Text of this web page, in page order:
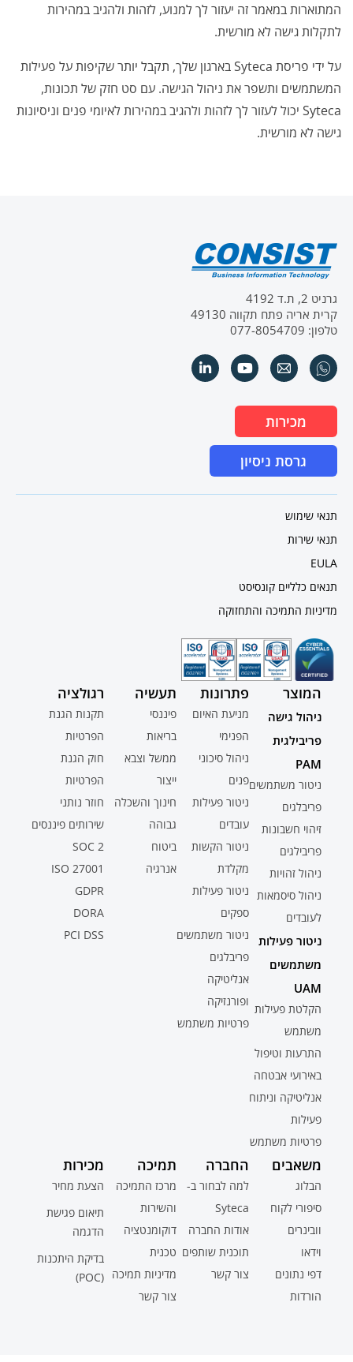
המתוארות במאמר זה יעזור לך למנוע, לזהות ולהגיב במהירות
לתקלות גישה לא מורשית.
על ידי פריסת Syteca בארגון שלך, תקבל יותר שקיפות על פעילות
המשתמשים ותשפר את ניהול הגישה. עם סט חזק של תכונות,
Syteca יכול לעזור לך לזהות ולהגיב במהירות לאיומי פנים וניסיונות
גישה לא מורשית.
גרניט 2, ת.ד 4192
קרית אריה פתח תקווה 49130
טלפון: 077-8054709
מכירות
גרסת ניסיון
תנאי שימוש
תנאי שירות
EULA
תנאים כלליים קונסיסט
מדיניות התמיכה והתחזוקה
המוצר
ניהול גישה
פריבילגית
PAM
ניטור משתמשים
פריבלגים
זיהוי חשבונות
פריבילגים
ניהול זהויות
ניהול סיסמאות
לעובדים
ניטור פעילות
משתמשים
UAM
הקלטת פעילות
משתמש
התרעות וטיפול
באירועי אבטחה
אנליטיקה וניתוח
פעילות
פרטיות משתמש
פתרונות
מניעת האיום
הפנימי
ניהול סיכוני
פנים
ניטור פעילות
עובדים
ניטור הקשות
מקלדת
ניטור פעילות
ספקים
ניטור משתמשים
פריבלגים
אנליטיקה
ופורנזיקה
פרטיות משתמש
תעשיה
פיננסי
בריאות
ממשל וצבא
ייצור
חינוך והשכלה
גבוהה
ביטוח
אנרגיה
רגולציה
תקנות הגנת
הפרטיות
חוק הגנת
הפרטיות
חוזר נותני
שירותים פיננסים
SOC 2
ISO 27001
GDPR
DORA
PCI DSS
משאבים
הבלוג
סיפורי לקוח
וובינרים
וידאו
דפי נתונים
הורדות
החברה
למה לבחור ב-
Syteca
אודות החברה
תוכנית שותפים
צור קשר
תמיכה
מרכז התמיכה
והשירות
דוקומנטציה
טכנית
מדיניות תמיכה
צור קשר
מכירות
הצעת מחיר
תיאום פגישת
הדגמה
בדיקת היתכנות
(POC)